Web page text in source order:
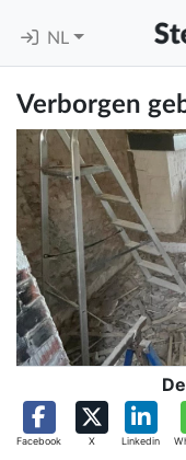
NL
Verborgen
Facebook X Linkedin